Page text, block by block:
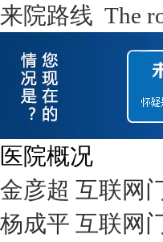
来院路线 The
医院概况
金彦超 互联网
杨成平 互联网